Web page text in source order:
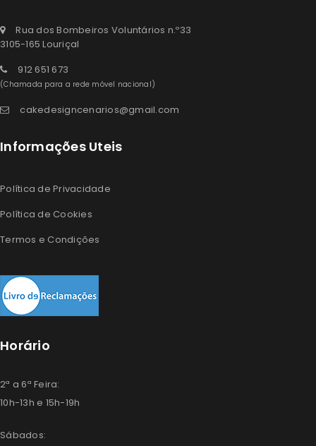
Rua dos Bombeiros Voluntários n.º33
3105-165 Louriçal
912 651 673
(Chamada para a rede móvel nacional)
cakedesigncenarios@gmail.com
Informações Uteis
Política de Privacidade
Política de Cookies
Termos e Condições
Horário
2ª a 6ª Feira:
10h-13h e 15h-19h
Sábados: